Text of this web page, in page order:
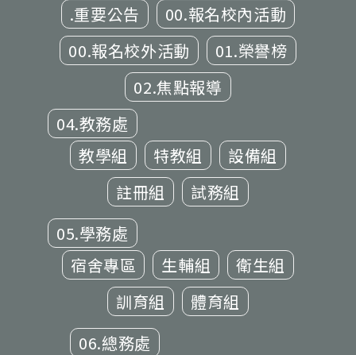
.重要公告
00.報名校內活動
00.報名校外活動
01.榮譽榜
02.焦點報導
04.教務處
教學組
特教組
設備組
註冊組
試務組
05.學務處
宿舍專區
生輔組
衛生組
訓育組
體育組
06.總務處